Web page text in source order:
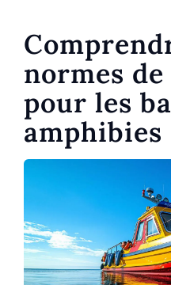
normes
pour les
amphibies